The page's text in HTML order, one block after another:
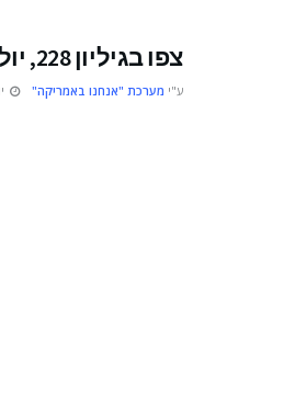
צפו בגיליון 228, יולי 2025
ע"י מערכת "אנחנו באמריקה"